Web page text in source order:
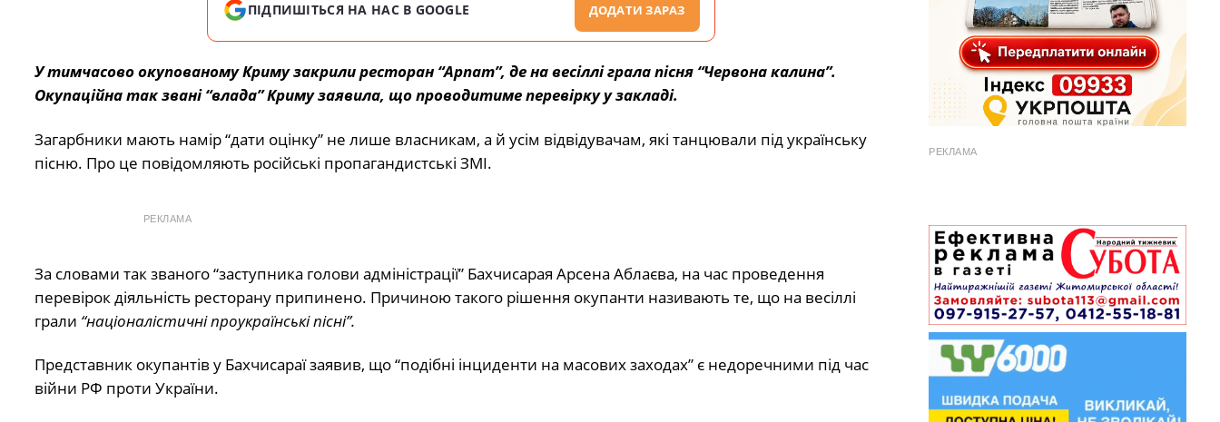
ПІДПИШІТЬСЯ НА НАС В GOOGLE ДОДАТИ ЗАРАЗ
У тимчасово окупованому Криму закрили ресторан “Арпат”, де на весіллі грала пісня “Червона калина”.
Окупаційна так звані “влада” Криму заявила, що проводитиме перевірку у закладі.
Загарбники мають намір “дати оцінку” не лише власникам, а й усім відвідувачам, які танцювали під українську
пісню. Про це повідомляють російські пропагандистські ЗМІ.
РЕКЛАМА
За словами так званого “заступника голови адміністрації” Бахчисарая Арсена Аблаєва, на час проведення
перевірок діяльність ресторану припинено. Причиною такого рішення окупанти називають те, що на весіллі
грали “націоналістичні проукраїнські пісні”.
Представник окупантів у Бахчисараї заявив, що “подібні інциденти на масових заходах” є недоречними під час
війни РФ проти України.
РЕКЛАМА